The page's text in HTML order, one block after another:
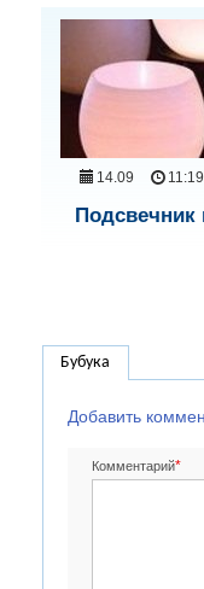
14.09 11:19
Подсвечник
Бубука
Добавить
Комментарий*